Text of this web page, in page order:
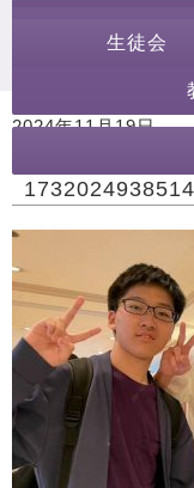
生徒会
2024年11月19日